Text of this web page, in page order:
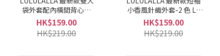
袋外套配內橫間背心套
裝-2 色 LL 36886
HK$159.00
HK$219.00
小香風針織外套-2 色 LL
36885
HK$159.00
HK$219.00